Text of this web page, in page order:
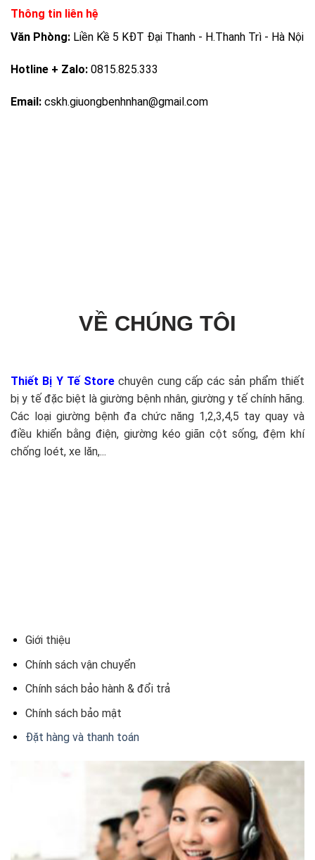
Thông tin liên hệ
Văn Phòng: Liền Kề 5 KĐT Đại Thanh - H.Thanh Trì - Hà Nội
Hotline + Zalo: 0815.825.333
Email: cskh.giuongbenhnhan@gmail.com
VỀ CHÚNG TÔI
Thiết Bị Y Tế Store chuyên cung cấp các sản phẩm thiết
bị y tế đặc biệt là giường bệnh nhân, giường y tế chính hãng.
Các loại giường bệnh đa chức năng 1,2,3,4,5 tay quay và
điều khiển bằng điện, giường kéo giãn cột sống, đệm khí
chống loét, xe lăn,...
Giới thiệu
Chính sách vận chuyển
Chính sách bảo hành & đổi trả
Chính sách bảo mật
Đặt hàng và thanh toán